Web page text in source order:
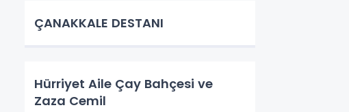
ÇANAKKALE DESTANI
Hürriyet Aile Çay Bahçesi ve
Zaza Cemil